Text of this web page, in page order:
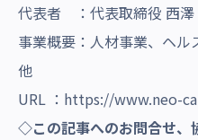
代表者 ：代表取締役 西澤
事業概要：人材事業、ヘ
他
URL ： https://www.neo-
◇この記事へのお問合せ、